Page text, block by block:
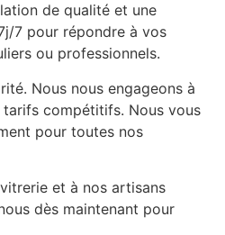
de qualité et une
7 pour répondre à vos
ou professionnels.
Nous nous engageons à
compétitifs. Nous vous
pour toutes nos
et à nos artisans
dès maintenant pour